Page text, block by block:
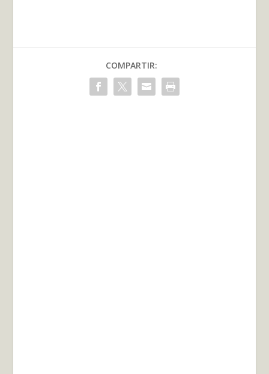
COMPARTIR: